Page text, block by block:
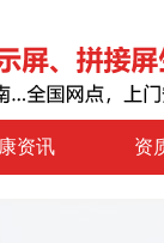
资讯 资